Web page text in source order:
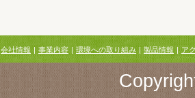
会社情報 | 事業内容 | 環境への取り組み | 製品情報 | ア